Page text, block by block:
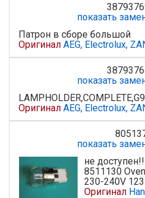
показать
Патрон в сборе большой
Оригинал AEG, Electrolux,
показать
Оригинал AEG, Electrolux,
показать
не
8511130
230-240V
Оригинал